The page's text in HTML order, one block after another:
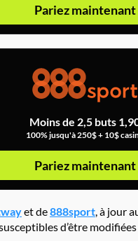
Pariez maintenant
Moins de 2,5 buts
100% jusqu'à 250$ + 10$
Pariez maintenant
et de888sport, à jour
d’être